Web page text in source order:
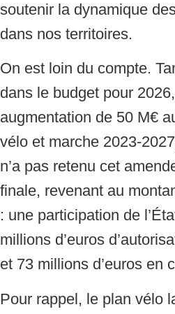
soutenir la dynamique
dans nos territoires.
On est loin du compte.
dans le budget pour
augmentation de 50 M€
vélo et marche 2023-
n’a pas retenu cet
finale, revenant au
: une participation de
millions d’euros
et 73 millions d’euros en
Pour rappel, le plan vélo